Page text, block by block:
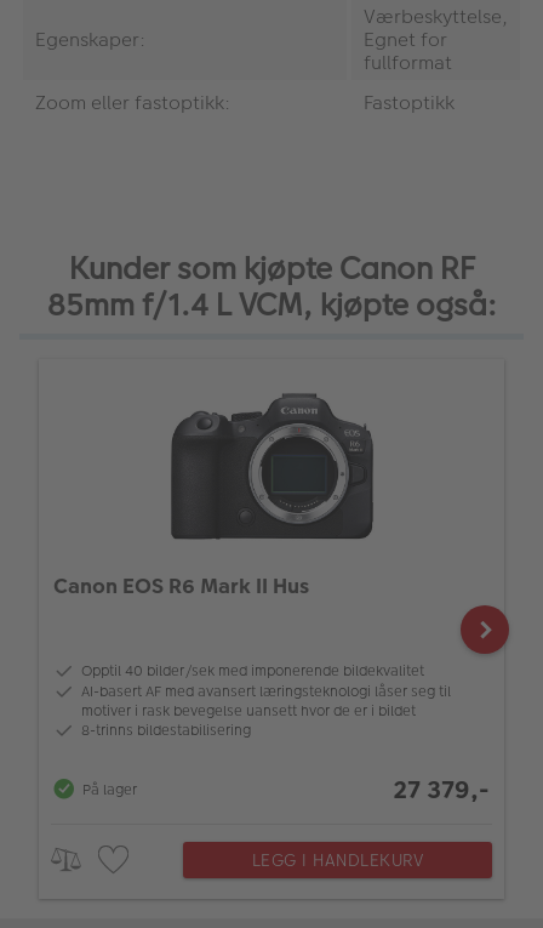
Egenskaper:
Værbeskyttelse,
Egnet for
fullformat
Zoom eller fastoptikk:
Fastoptikk
Kunder som kjøpte Canon RF
85mm f/1.4 L VCM, kjøpte også:
Canon EOS R6 Mark II Hus
Opptil 40 bilder/sek med imponerende bildekvalitet
AI-basert AF med avansert læringsteknologi låser seg til
motiver i rask bevegelse uansett hvor de er i bildet
8-trinns bildestabilisering
På lager 27 379,-
LEGG I HANDLEKURV